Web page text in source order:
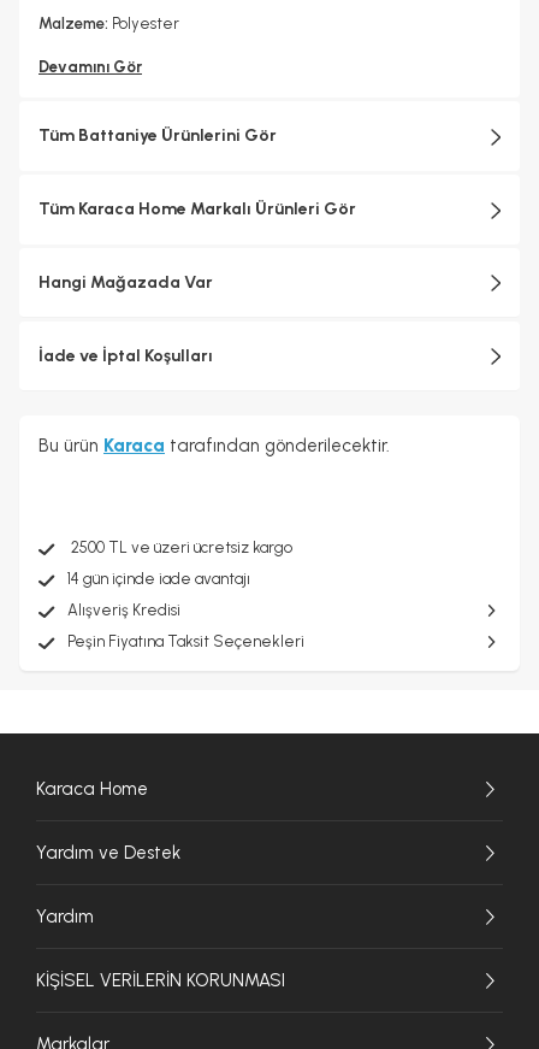
Malzeme: Polyester
Devamını Gör
Tüm Battaniye Ürünlerini Gör
Tüm Karaca Home Markalı Ürünleri Gör
Hangi Mağazada Var
İade ve İptal Koşulları
Bu ürün Karaca tarafından gönderilecektir.
2500 TL ve üzeri ücretsiz kargo
14 gün içinde iade avantajı
Alışveriş Kredisi
Peşin Fiyatına Taksit Seçenekleri
Karaca Home
Yardım ve Destek
Yardım
KİŞİSEL VERİLERİN KORUNMASI
Markalar